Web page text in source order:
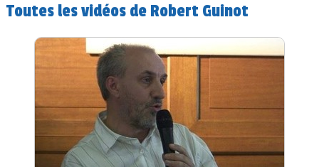
Toutes les vidéos de Robert Guinot